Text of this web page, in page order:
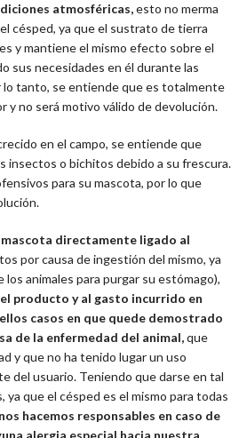
atmosféricas,esto no merma
césped, ya que el sustrato de tierra
y mantiene el mismo efecto sobre el
sus necesidades en él durante las
lo tanto, se entiende que es totalmente
y no será motivo válido de devolución.
en el campo, se entiende que
insectos o bichitos debido a su frescura.
para su mascota, por lo que
mascota directamente ligado al
por causa de ingestión del mismo, ya
animales para purgar su estómago),
producto y al gasto incurrido en
casos en que quede demostrado
de la enfermedad del animal,que
y que no ha tenido lugar un uso
del usuario. Teniendo que darse en tal
ya que el césped es el mismo para todas
hacemos responsables en caso de
alergia especial hacia nuestra